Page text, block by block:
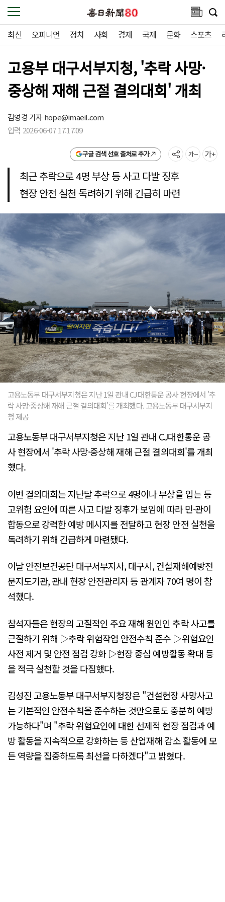
최신 오피니언 정치 사회 경제 국제 문화 스포츠
고용부 대구서부지청, '추락 사망·
중상해 재해 근절 결의대회' 개최
김영경 기자hope@imaeil.com
입력 2026-06-07 17:17:09
구글 검색 선호 출처로 추가
최근 추락으로 4명 부상 등 사고 다발 징후
현장 안전 실천 독려하기 위해 긴급히 마련
고용노동부 대구서부지청은 지난 1일 관내 CJ대한통운 공사 현장에서 '추
락 사망·중상해 재해 근절 결의대회'를 개최했다. 고용노동부 대구서부지
청 제공
고용노동부 대구서부지청은 지난 1일 관내 CJ대한통운 공
사 현장에서 '추락 사망·중상해 재해 근절 결의대회'를 개최
했다.
이번 결의대회는 지난달 추락으로 4명이나 부상을 입는 등
고위험 요인에 따른 사고 다발 징후가 보임에 따라 민·관이
합동으로 강력한 예방 메시지를 전달하고 현장 안전 실천을
독려하기 위해 긴급하게 마련됐다.
이날 안전보건공단 대구서부지사, 대구시, 건설재해예방전
문지도기관, 관내 현장 안전관리자 등 관계자 70여 명이 참
석했다.
참석자들은 현장의 고질적인 주요 재해 원인인 추락 사고를
근절하기 위해 ▷추락 위험작업 안전수칙 준수 ▷위험요인
사전 제거 및 안전 점검 강화 ▷현장 중심 예방활동 확대 등
을 적극 실천할 것을 다짐했다.
김성진 고용노동부 대구서부지청장은 "건설현장 사망사고
는 기본적인 안전수칙을 준수하는 것만으로도 충분히 예방
가능하다"며 "추락 위험요인에 대한 선제적 현장 점검과 예
방 활동을 지속적으로 강화하는 등 산업재해 감소 활동에 모
든 역량을 집중하도록 최선을 다하겠다"고 밝혔다.